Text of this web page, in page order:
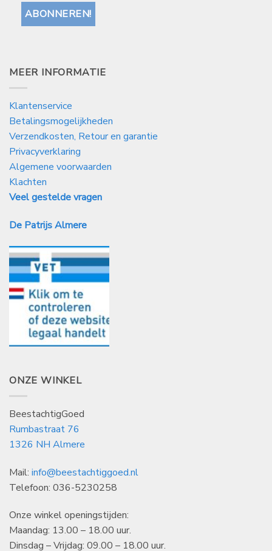
MEER INFORMATIE
Klantenservice
Betalingsmogelijkheden
Verzendkosten, Retour en garantie
Privacyverklaring
Algemene voorwaarden
Klachten
Veel gestelde vragen
De Patrijs Almere
ONZE WINKEL
BeestachtigGoed
Rumbastraat 76
1326 NH Almere
Mail: info@beestachtiggoed.nl
Telefoon: 036-5230258
Onze winkel openingstijden:
Maandag: 13.00 – 18.00 uur.
Dinsdag – Vrijdag: 09.00 – 18.00 uur.